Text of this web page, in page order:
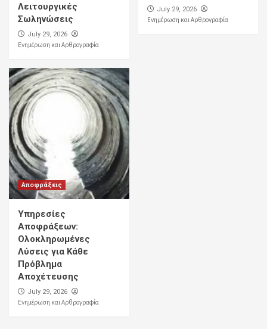
Λειτουργικές
Σωληνώσεις
July 29, 2026
Ενημέρωση και Αρθρογραφία
July 29, 2026
Ενημέρωση και Αρθρογραφία
Αποφράξεις
Υπηρεσίες
Αποφράξεων:
Ολοκληρωμένες
Λύσεις για Κάθε
Πρόβλημα
Αποχέτευσης
July 29, 2026
Ενημέρωση και Αρθρογραφία